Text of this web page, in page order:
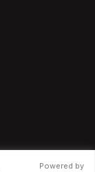
Powered by